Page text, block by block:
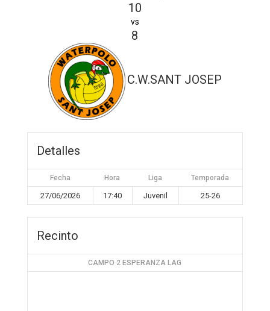
10
vs
8
C.W.SANT JOSEP
Detalles
Fecha Hora Liga Temporada
27/06/2026 17:40 Juvenil 25-26
Recinto
CAMPO 2 ESPERANZA LAG